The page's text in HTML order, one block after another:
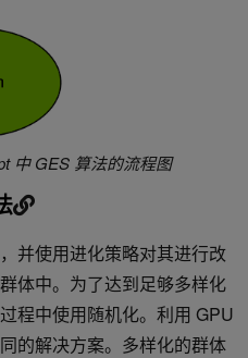
中 GES 算法的流程图
并使用进化策略对其进行改
体中。为了达到足够多样化
程中使用随机化。利用 GPU
的解决方案。多样化的群体